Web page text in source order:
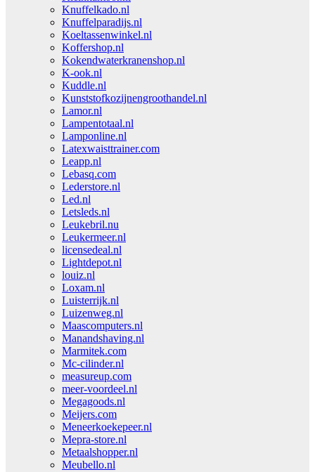
Knuffelkado.nl
Knuffelparadijs.nl
Koeltassenwinkel.nl
Koffershop.nl
Kokendwaterkranenshop.nl
K-ook.nl
Kuddle.nl
Kunststofkozijnengroothandel.nl
Lamor.nl
Lampentotaal.nl
Lamponline.nl
Latexwaisttrainer.com
Leapp.nl
Lebasq.com
Lederstore.nl
Led.nl
Letsleds.nl
Leukebril.nu
Leukermeer.nl
licensedeal.nl
Lightdepot.nl
louiz.nl
Loxam.nl
Luisterrijk.nl
Luizenweg.nl
Maascomputers.nl
Manandshaving.nl
Marmitek.com
Mc-cilinder.nl
measureup.com
meer-voordeel.nl
Megagoods.nl
Meijers.com
Meneerkoekepeer.nl
Mepra-store.nl
Metaalshopper.nl
Meubello.nl